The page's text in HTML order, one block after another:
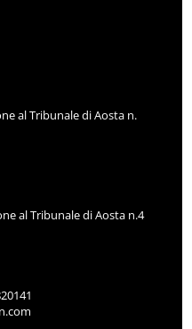
al Tribunale di Aosta n.
al Tribunale di Aosta n.4